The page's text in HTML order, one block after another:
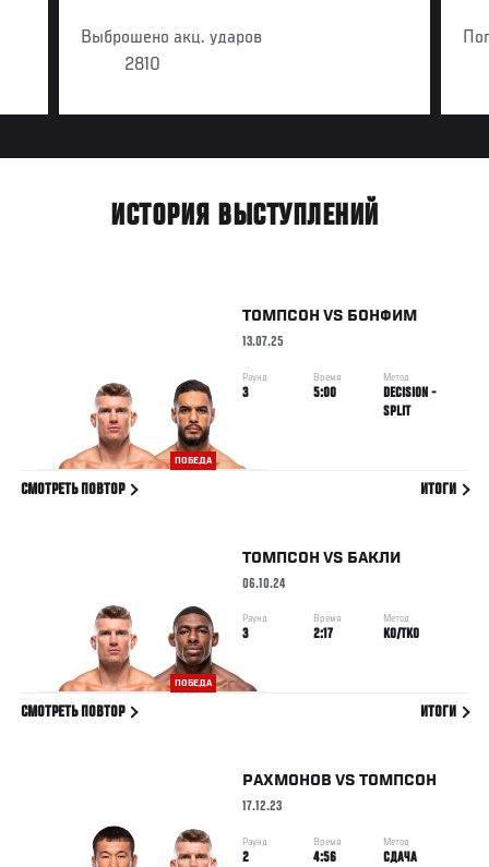
Выброшено акц. ударов
2810
ИСТОРИЯ ВЫСТУПЛЕНИЙ
ПОБЕДА
ТОМПСОН VS БОНФИМ
13.07.25
Раунд
3
Время
5:00
Метод
DECISION -
SPLIT
СМОТРЕТЬ ПОВТОР ИТОГИ
ПОБЕДА
ТОМПСОН VS БАКЛИ
06.10.24
Раунд
3
Время
2:17
Метод
KO/TKO
СМОТРЕТЬ ПОВТОР ИТОГИ
РАХМОНОВ VS ТОМПСОН
17.12.23
Раунд
2
Время
4:56
Метод
СДАЧА